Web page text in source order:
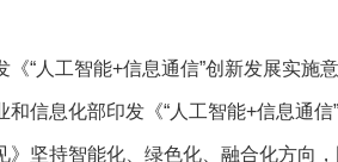
人工智能+信息通信”创新发展实施
息化部印发《“人工智能+信息通信
持智能化、绿色化、融合化方向，